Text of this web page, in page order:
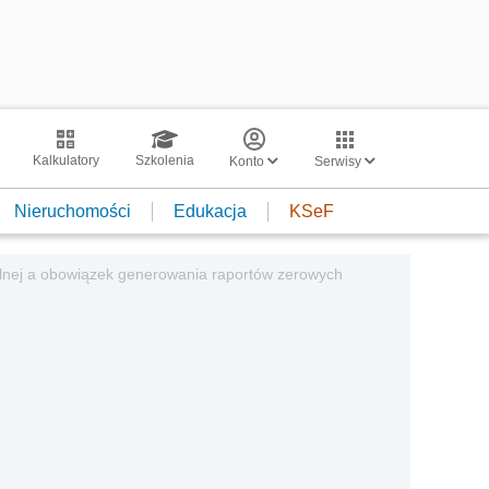
Kalkulatory Szkolenia Konto Serwisy
Nieruchomości Edukacja KSeF
a obowiązek generowania raportów zerowych